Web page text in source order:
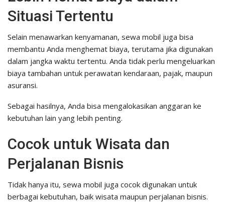
Situasi Tertentu
Selain menawarkan kenyamanan, sewa mobil juga bisa
membantu Anda menghemat biaya, terutama jika digunakan
dalam jangka waktu tertentu. Anda tidak perlu mengeluarkan
biaya tambahan untuk perawatan kendaraan, pajak, maupun
asuransi.
Sebagai hasilnya, Anda bisa mengalokasikan anggaran ke
kebutuhan lain yang lebih penting.
Cocok untuk Wisata dan
Perjalanan Bisnis
Tidak hanya itu, sewa mobil juga cocok digunakan untuk
berbagai kebutuhan, baik wisata maupun perjalanan bisnis.